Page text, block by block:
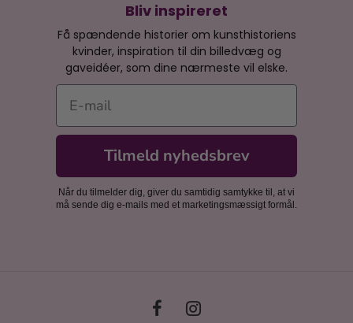
Bliv inspireret
Få spændende historier om kunsthistoriens
kvinder, inspiration til din billedvæg og
gaveidéer, som dine nærmeste vil elske.
E-mail
Tilmeld nyhedsbrev
Når du tilmelder dig, giver du samtidig samtykke til, at vi
må sende dig e-mails med et marketingsmæssigt formål.